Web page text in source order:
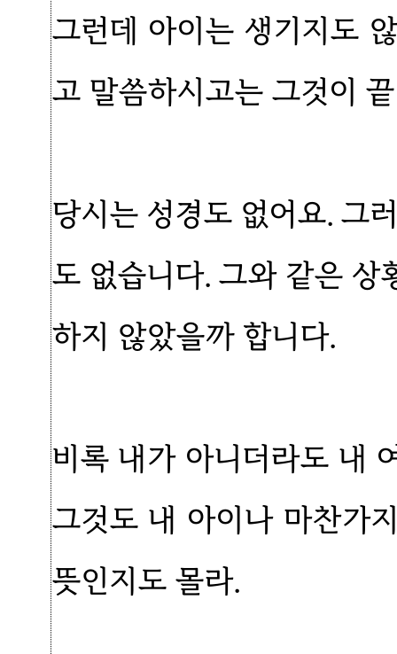
그런데 아이는 생기지도
고 말씀하시고는 그것이
당시는 성경도 없어요. 그
도 없습니다. 그와 같은 상
하지 않았을까 합니다.
비록 내가 아니더라도 내
그것도 내 아이나 마찬가
뜻인지도 몰라.